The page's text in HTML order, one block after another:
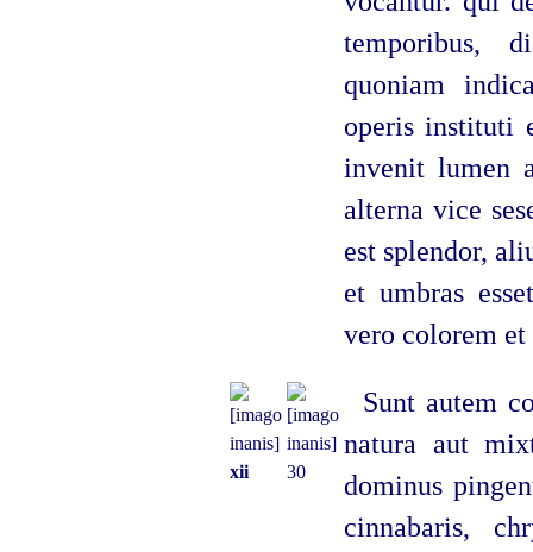
temporibus,
quoniam
operis instituti
invenit lumen
alterna vice
est splendor,
et umbras
vero colorem et
xii 30
Sunt autem
natura aut
dominus
cinnabaris,